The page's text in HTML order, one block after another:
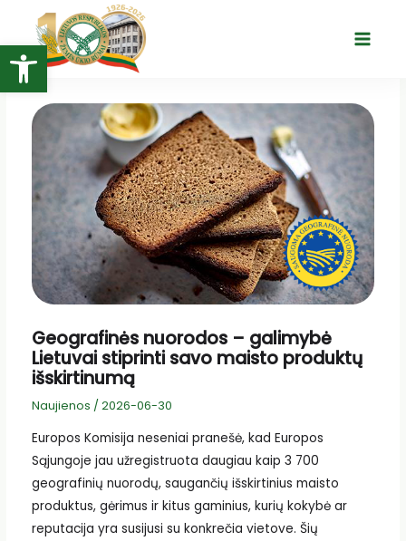
Open toolbar
turinio
Main
Geografinės nuorodos – galimybė
Lietuvai stiprinti savo maisto produktų
išskirtinumą
Naujienos / 2026-06-30
Europos Komisija neseniai pranešė, kad Europos
Sąjungoje jau užregistruota daugiau kaip 3 700
geografinių nuorodų, saugančių išskirtinius maisto
produktus, gėrimus ir kitus gaminius, kurių kokybė ar
reputacija yra susijusi su konkrečia vietove. Šių